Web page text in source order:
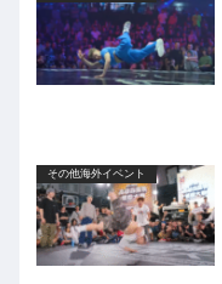
その他海外イベント